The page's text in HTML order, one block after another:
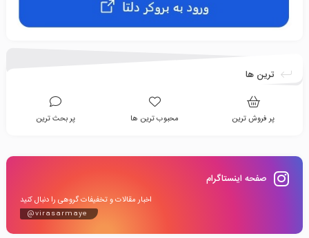
ترین ها
پر فروش ترین محبوب ترین ها پر بحث ترین
صفحه اینستاگرام
اخبار مقالات و تخفیفات گروهی را دنبال کنید
@virasarmaye